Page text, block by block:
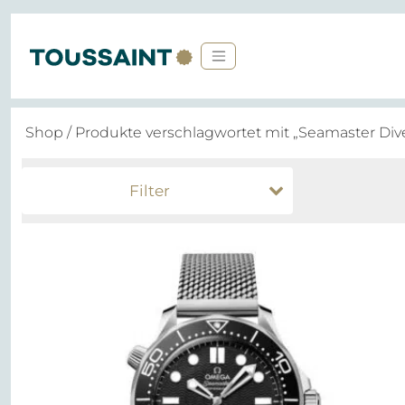
Shop / Produkte verschlagwortet mit „Seamaster
Filter